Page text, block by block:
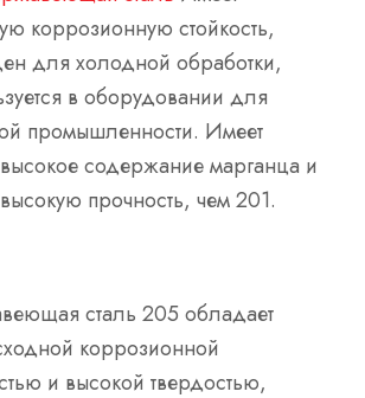
коррозионную стойкость,
для холодной обработки,
в оборудовании для
промышленности. Имеет
содержание марганца и
прочность, чем 201.
сталь 205 обладает
коррозионной
и высокой твердостью,